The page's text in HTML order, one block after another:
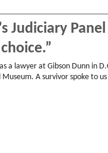
Judiciary
a lawyer at Gibson Dunn in
A survivor spoke to